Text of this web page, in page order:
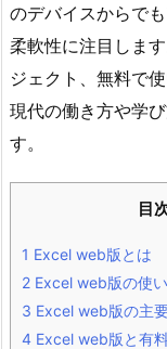
のデバイスからで
柔軟性に注目しま
ジェクト、無料で
現代の働き方や学
す。
目
1 Excel web版とは
2 Excel web版の使
3 Excel web版の主
4 Excel web版と有